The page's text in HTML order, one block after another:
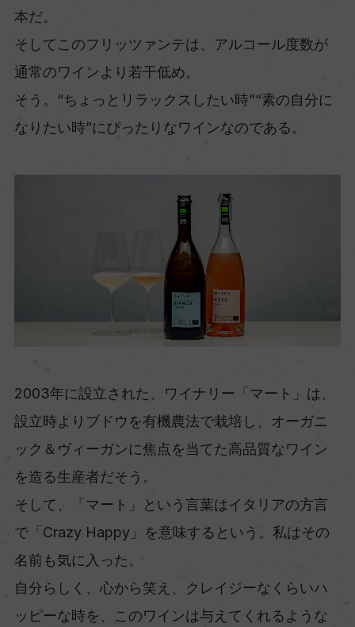
本だ。
そしてこのフリッツァンテは、アルコール度数が
通常のワインより若干低め。
そう。“ちょっとリラックスしたい時”“素の自分に
なりたい時”にぴったりなワインなのである。
2003年に設立された、ワイナリー「マート」は、
設立時よりブドウを有機農法で栽培し、オーガニ
ック＆ヴィーガンに焦点を当てた高品質なワイン
を造る生産者だそう。
そして、「マート」という言葉はイタリアの方言
で「Crazy Happy」を意味するという。私はその
名前も気に入った。
自分らしく、心から笑え、クレイジーなくらいハ
ッピーな時を、このワインは与えてくれるような